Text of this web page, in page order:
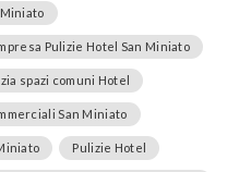
Pulizie Hotel San Miniato
spazi comuni Hotel
San Miniato
Pulizie Hotel